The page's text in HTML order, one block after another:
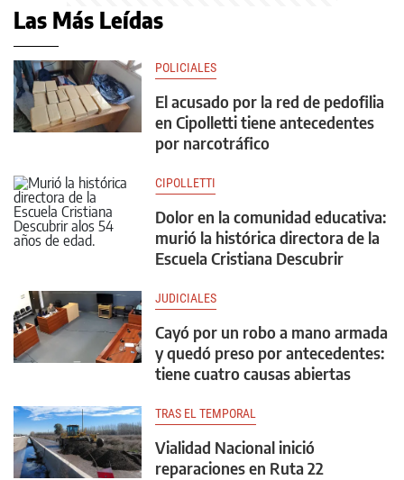
Las Más Leídas
POLICIALES
El acusado por la red de pedofilia
en Cipolletti tiene antecedentes
por narcotráfico
CIPOLLETTI
Dolor en la comunidad educativa:
murió la histórica directora de la
Escuela Cristiana Descubrir
JUDICIALES
Cayó por un robo a mano armada
y quedó preso por antecedentes:
tiene cuatro causas abiertas
TRAS EL TEMPORAL
Vialidad Nacional inició
reparaciones en Ruta 22